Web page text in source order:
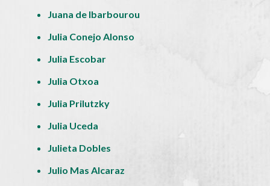
Juana de Ibarbourou
Julia Conejo Alonso
Julia Escobar
Julia Otxoa
Julia Prilutzky
Julia Uceda
Julieta Dobles
Julio Mas Alcaraz